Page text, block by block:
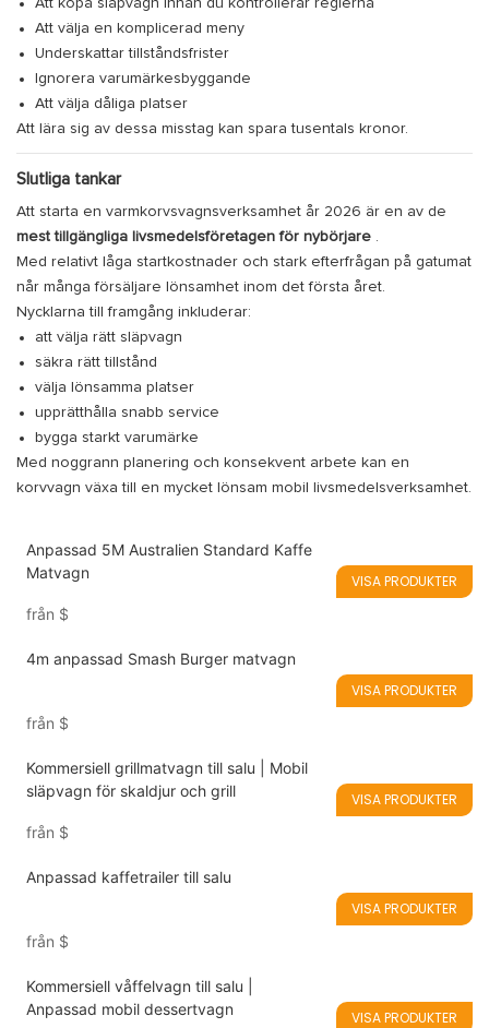
Att köpa släpvagn innan du kontrollerar reglerna
Att välja en komplicerad meny
Underskattar tillståndsfrister
Ignorera varumärkesbyggande
Att välja dåliga platser
Att lära sig av dessa misstag kan spara tusentals kronor.
Slutliga tankar
Att starta en varmkorvsvagnsverksamhet år 2026 är en av de
mest tillgängliga livsmedelsföretagen för nybörjare .
Med relativt låga startkostnader och stark efterfrågan på gatumat
når många försäljare lönsamhet inom det första året.
Nycklarna till framgång inkluderar:
att välja rätt släpvagn
säkra rätt tillstånd
välja lönsamma platser
upprätthålla snabb service
bygga starkt varumärke
Med noggrann planering och konsekvent arbete kan en
korvvagn växa till en mycket lönsam mobil livsmedelsverksamhet.
Anpassad 5M Australien Standard Kaffe
Matvagn
från $
VISA PRODUKTER
4m anpassad Smash Burger matvagn
från $
VISA PRODUKTER
Kommersiell grillmatvagn till salu | Mobil
släpvagn för skaldjur och grill
från $
VISA PRODUKTER
Anpassad kaffetrailer till salu
från $
VISA PRODUKTER
Kommersiell våffelvagn till salu |
Anpassad mobil dessertvagn
VISA PRODUKTER